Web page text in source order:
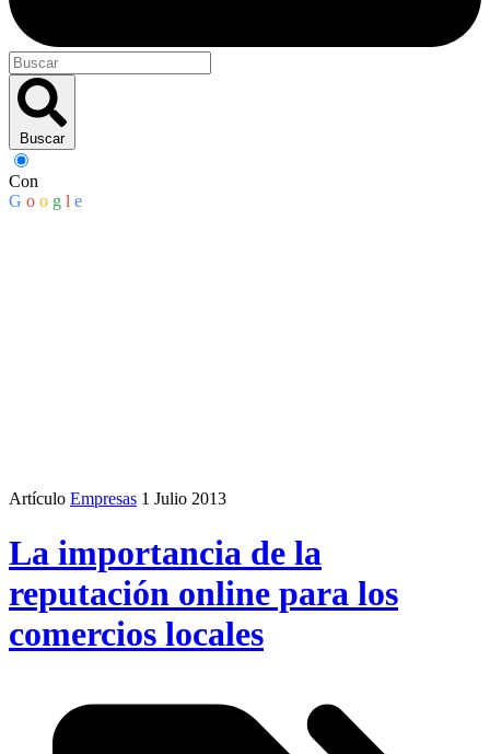
Buscar
Con
G o o g l e
Artículo Empresas 1 Julio 2013
La importancia de la
reputación online para los
comercios locales